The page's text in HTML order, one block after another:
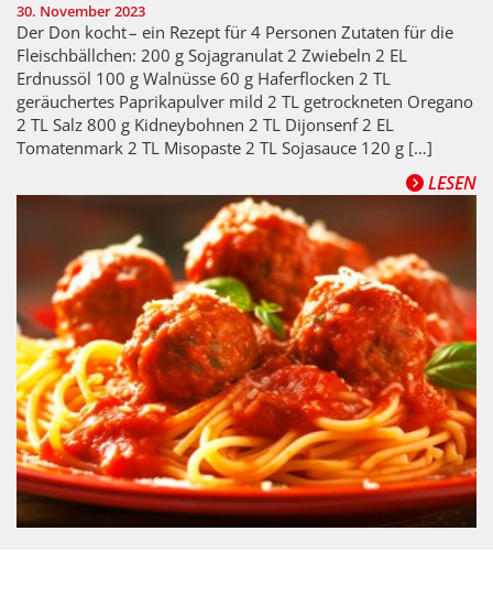
30. November 2023
Der Don kocht – ein Rezept für 4 Personen Zutaten für die
Fleischbällchen: 200 g Sojagranulat 2 Zwiebeln 2 EL
Erdnussöl 100 g Walnüsse 60 g Haferflocken 2 TL
geräuchertes Paprikapulver mild 2 TL getrockneten Oregano
2 TL Salz 800 g Kidneybohnen 2 TL Dijonsenf 2 EL
Tomatenmark 2 TL Misopaste 2 TL Sojasauce 120 g […]
LESEN